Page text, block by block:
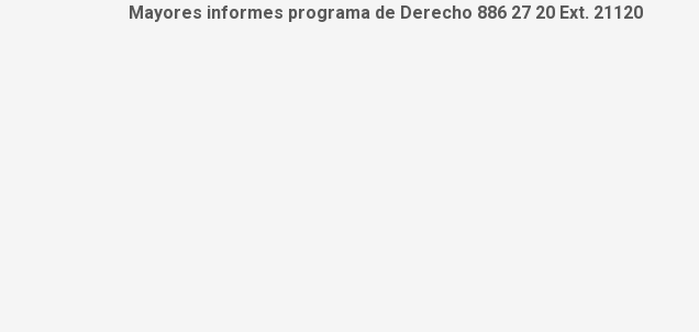
Mayores informes programa de Derecho 886 27 20 Ext. 21120